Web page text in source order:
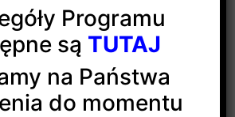
nie tylko dostarcza ciepło
osiedla robotniczego
wspiera inicjatywy lokalnego
którego Veolia została
na Księżym Młynie
Programu
są TUTAJ
na Państwa
do momentu